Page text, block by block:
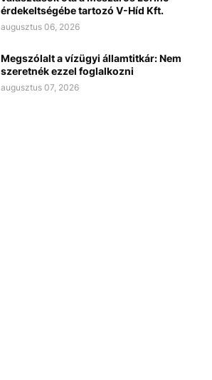
érdekeltségébe tartozó V-Híd Kft.
augusztus 06, 2026
Megszólalt a vízügyi államtitkár: Nem
szeretnék ezzel foglalkozni
augusztus 07, 2026